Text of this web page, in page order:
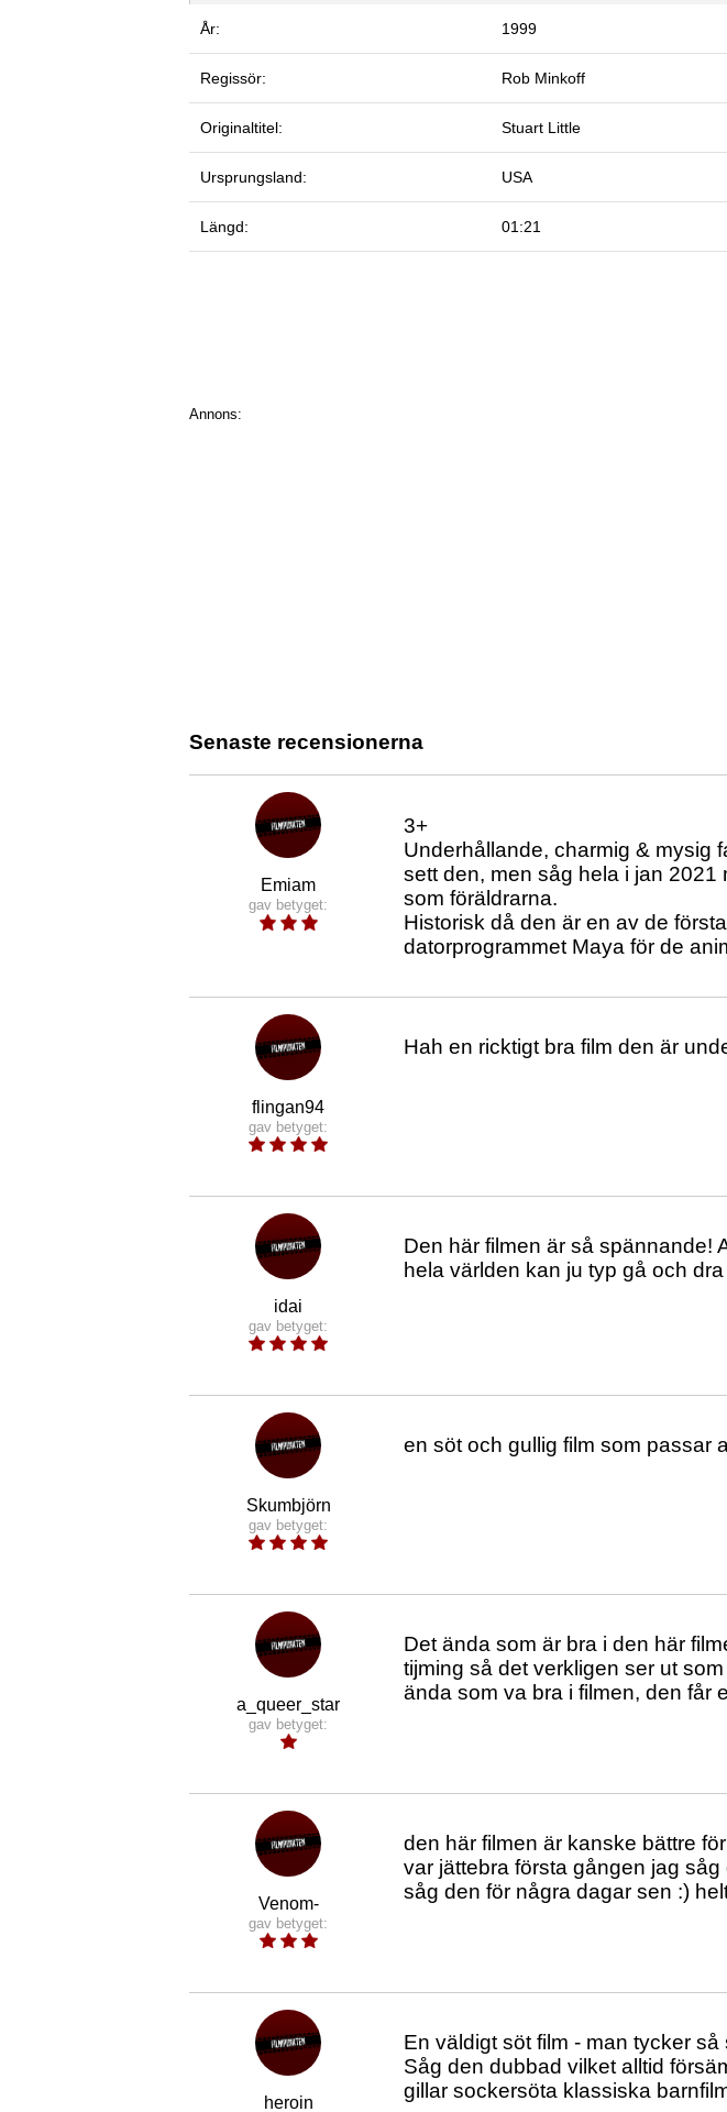
År: 1999
Regissör: Rob Minkoff
Originaltitel: Stuart Little
Ursprungsland: USA
Längd: 01:21
Annons:
Senaste recensionerna
Emiam
gav betyget:
3+
Underhållande, charmig & mysig
sett den, men såg hela i jan
som föräldrarna.
Historisk då den är en av de
datorprogrammet Maya för de
flingan94
gav betyget:
Hah en ricktigt bra film den är
idai
gav betyget:
Den här filmen är så spännande!
hela världen kan ju typ gå och
Skumbjörn
gav betyget:
en söt och gullig film som passar
a_queer_star
gav betyget:
Det ända som är bra i den här
tijming så det verkligen ser ut
ända som va bra i filmen, den får
Venom-
gav betyget:
den här filmen är kanske bättre
var jättebra första gången jag
såg den för några dagar sen :)
heroin
En väldigt söt film - man tycker
Såg den dubbad vilket alltid
gillar sockersöta klassiska